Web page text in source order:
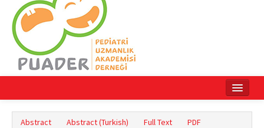
Abstract Abstract (Turkish) Full Text
PDF